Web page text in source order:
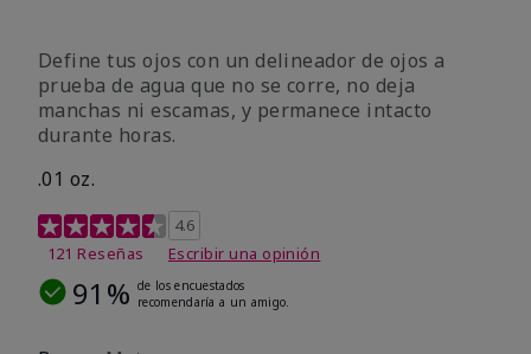
Define tus ojos con un delineador de ojos a
prueba de agua que no se corre, no deja
manchas ni escamas, y permanece intacto
durante horas.
.01 oz.
Calificación de clientes de 4,1 de 5
4.6
121 Reseñas
Escribir una opinión
91% de los encuestados
recomendaría a un amigo.